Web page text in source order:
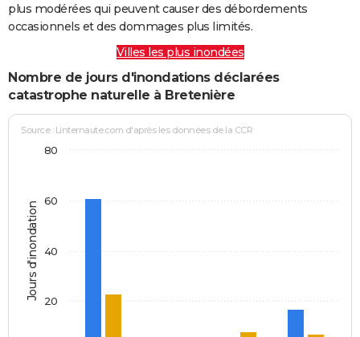
plus modérées qui peuvent causer des débordements
occasionnels et des dommages plus limités.
Villes les plus inondées
Nombre de jours d'inondations déclarées
catastrophe naturelle à Bretenière
Jours d'inondation
Source : Linternaute.com d'après les données de la CCR
20
40
60
80